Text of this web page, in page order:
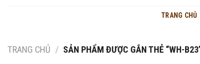
TRANG CHỦ
TRANG CHỦ / SẢN PHẨM ĐƯỢC GẮN THẺ “WH-